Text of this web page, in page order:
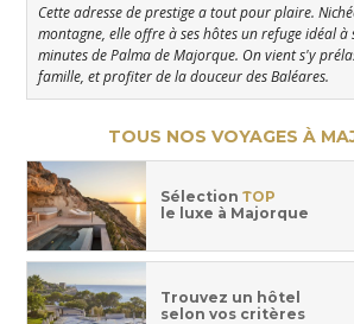
Cette adresse de prestige a tout pour plaire.
montagne, elle offre à ses hôtes un refuge idéal à
minutes de Palma de Majorque. On vient s'y
famille, et profiter de la douceur des Baléares.
TOUS NOS VOYAGES À
Sélection TOP
le luxe à Majorque
Trouvez un hôtel
selon vos critères